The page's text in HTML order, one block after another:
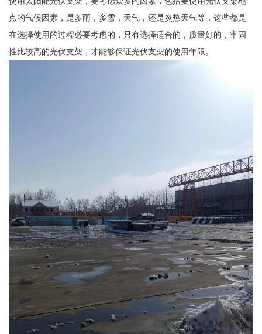
点的气候因素，是多雨，多雪，天气，还是炎热天气等，这些都是
在选择使用的过程必要考虑的，只有选择适合的，质量好的，牢固
性比较高的光伏支架，才能够保证光伏支架的使用年限。